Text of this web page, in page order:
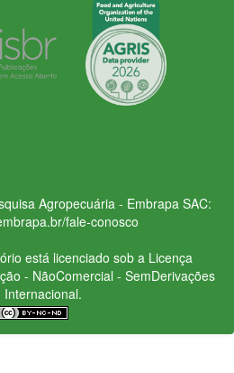
Agropecuária - Embrapa SAC:
fale-conosco
está licenciado sob a Licença
- NãoComercial - SemDerivações
Internacional.